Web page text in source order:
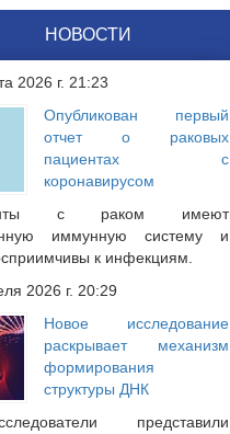
НОВОСТИ
2026 г. 21:23
Опубликован первый
отчет о раковых
пациентах с
коронавирусом
с раком имеют
иммунную систему и
к инфекциям.
2026 г. 20:29
Новое исследование
раскрывает механизм
формирования
структуры ДНК
представили